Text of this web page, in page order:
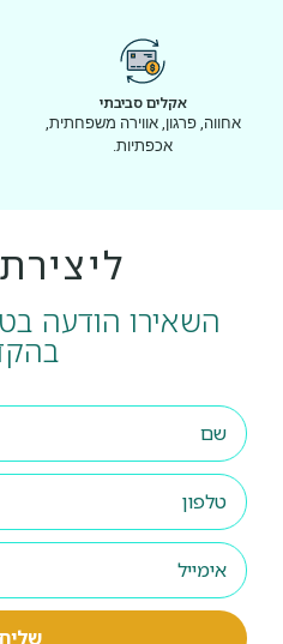
אקלים סביבתי
אחווה, פרגון, אווירה משפחתית,
אכפתיות.
השאירו הודעה